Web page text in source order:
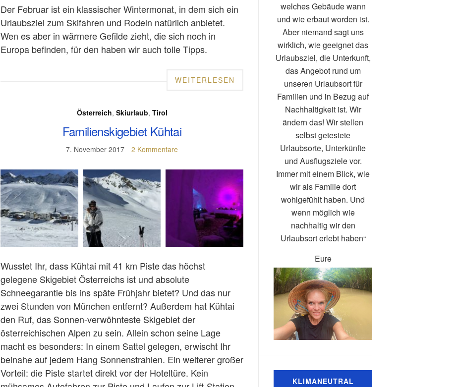
Der Februar ist ein klassischer Wintermonat, in dem sich ein
Urlaubsziel zum Skifahren und Rodeln natürlich anbietet.
Wen es aber in wärmere Gefilde zieht, die sich noch in
Europa befinden, für den haben wir auch tolle Tipps.
WEITERLESEN
Österreich, Skiurlaub, Tirol
Familienskigebiet Kühtai
7. November 2017 2 Kommentare
Wusstet Ihr, dass Kühtai mit 41 km Piste das höchst
gelegene Skigebiet Österreichs ist und absolute
Schneegarantie bis ins späte Frühjahr bietet? Und das nur
zwei Stunden von München entfernt? Außerdem hat Kühtai
den Ruf, das Sonnen-verwöhnteste Skigebiet der
österreichischen Alpen zu sein. Allein schon seine Lage
macht es besonders: In einem Sattel gelegen, erwischt Ihr
beinahe auf jedem Hang Sonnenstrahlen. Ein weiterer großer
Vorteil: die Piste startet direkt vor der Hoteltüre. Kein
welches Gebäude wann
und wie erbaut worden ist.
Aber niemand sagt uns
wirklich, wie geeignet das
Urlaubsziel, die Unterkunft,
das Angebot rund um
unseren Urlaubsort für
Familien und in Bezug auf
Nachhaltigkeit ist. Wir
ändern das! Wir stellen
selbst getestete
Urlaubsorte, Unterkünfte
und Ausflugsziele vor.
Immer mit einem Blick, wie
wir als Familie dort
wohlgefühlt haben. Und
wenn möglich wie
nachhaltig wir den
Urlaubsort erlebt haben“
Eure
KLIMANEUTRAL